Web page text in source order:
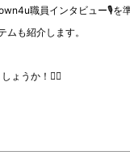
職員インタビュー🎙️を準
も紹介します。
ょうか！🏃‍♀️